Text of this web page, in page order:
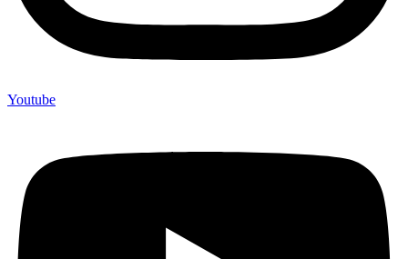
Youtube